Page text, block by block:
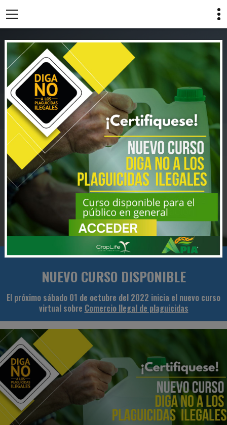
ESTIMADO LECTOR:
PONEMOS A DISPOSICION DEL PRODUCTOR
AGROPECUARIO Y LA SOCIEDAD EN SU
CONJUNTO, MATERIAL DE INTERES COMO SER
AFICHES, CUÑAS RADIALES, PODCASTS,
INFOGRAFIAS, Y VIDEOSEN EL MARCO DE UNA
CAMPAÑA DE LUCHA CONTRA EL COMERCIO
ILEGAL DE INSUMOS AGROPECUARIOS.
NUEVO CURSO DISPONIBLE
El próximo sábado 01 de octubre del 2022 inicia el nuevo curso
virtual sobre Comercio Ilegal de plaguicidas